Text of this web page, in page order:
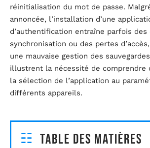
réinitialisation du mot de passe.
annoncée, l’installation d’une
d’authentification entraîne parfois des
synchronisation ou des pertes
une mauvaise gestion des
illustrent la nécessité de comprendre
la sélection de l’application au
différents appareils.
Table des matières